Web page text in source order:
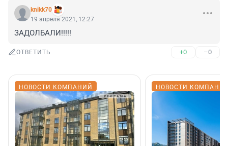
knikk70
19 апреля 2021, 12:27
ЗАДОЛБАЛИ!!!!!
ОТВЕТИТЬ +0 –0
НОВОСТИ КОМПАНИЙ НОВОСТИ